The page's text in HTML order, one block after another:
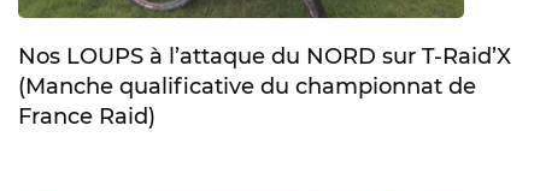
Nos LOUPS à l’attaque du NORD sur T-Raid’X
(Manche qualificative du championnat de
France Raid)